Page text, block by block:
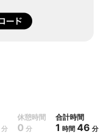
分
休憩時間
0 分
合計時間
1 時間 46 分